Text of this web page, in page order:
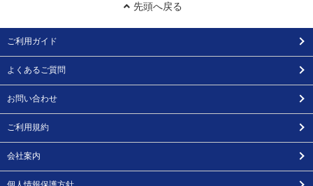
先頭へ戻る
ご利用ガイド
よくあるご質問
お問い合わせ
ご利用規約
会社案内